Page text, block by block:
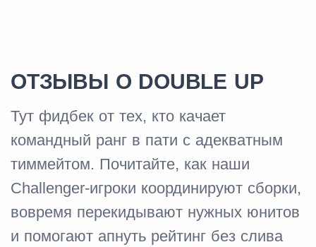
ОТЗЫВЫ О DOUBLE UP
Тут фидбек от тех, кто качает
командный ранг в пати с адекватным
тиммейтом. Почитайте, как наши
Challenger-игроки координируют сборки,
вовремя перекидывают нужных юнитов
и помогают апнуть рейтинг без слива